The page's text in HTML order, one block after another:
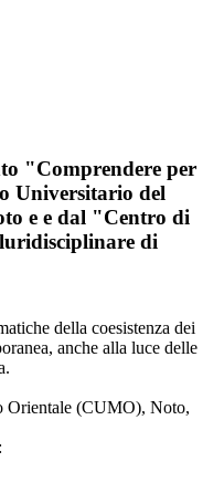
"Comprendere per
Universitario del
e e dal "Centro di
di
della coesistenza dei
anche alla luce delle
Orientale (CUMO), Noto,